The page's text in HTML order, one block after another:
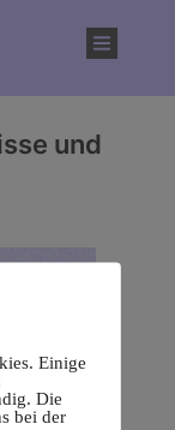
und
Einige
Die
bei der